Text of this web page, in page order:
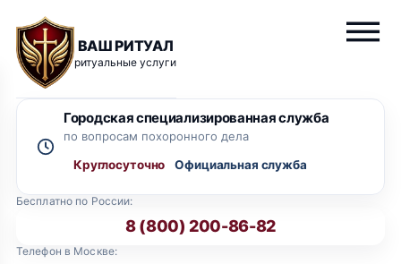
ВАШ РИТУАЛ
ритуальные услуги
Бесплатно по России:
8 (800) 200-86-82
Телефон в Москве:
Городская специализированная служба
по вопросам похоронного дела
Круглосуточно